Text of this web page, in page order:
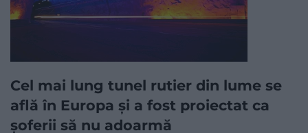
Cel mai lung tunel rutier din lume se
află în Europa și a fost proiectat ca
șoferii să nu adoarmă